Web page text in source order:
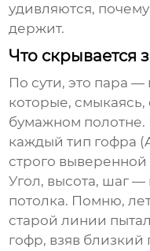
удивляются,
держит.
Что скрывается
По сути, это пара
которые,
бумажном полотне.
каждый тип гофра
строго
Угол, высота, шаг —
потолка. Помню,
старой линии
гофр, взяв близкий